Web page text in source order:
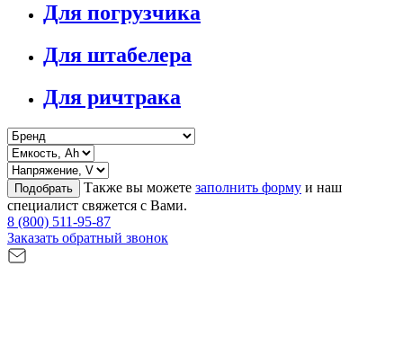
Для погрузчика
Для штабелера
Для ричтрака
Подобрать Также вы можете заполнить форму и наш
специалист свяжется с Вами.
8 (800) 511-95-87
Заказать обратный звонок